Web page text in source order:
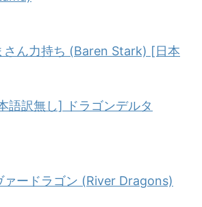
さん力持ち (Baren Stark) [日本
語訳無し] ドラゴンデルタ
ァードラゴン (River Dragons)